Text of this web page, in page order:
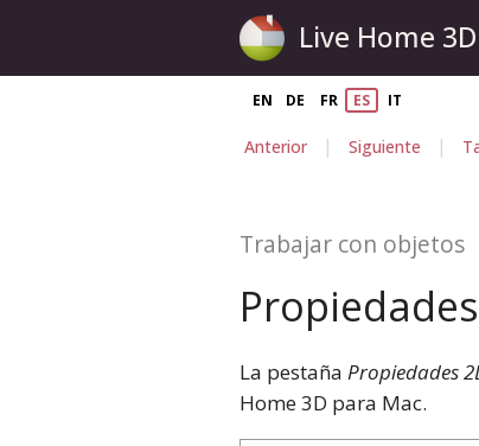
Live Home 3D
EN DE FR ES IT
Anterior | Siguiente |
Trabajar con objetos
La pestaña Propiedades
Home 3D para Mac.